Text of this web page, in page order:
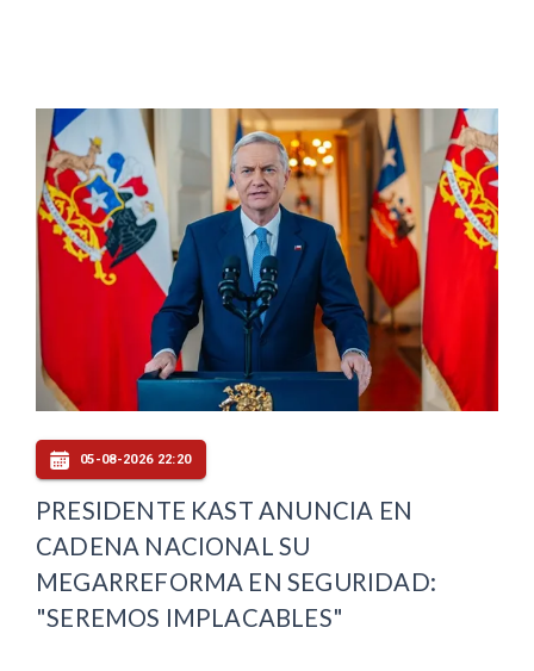
05-08-2026 22:20
PRESIDENTE KAST ANUNCIA EN
CADENA NACIONAL SU
MEGARREFORMA EN SEGURIDAD:
"SEREMOS IMPLACABLES"